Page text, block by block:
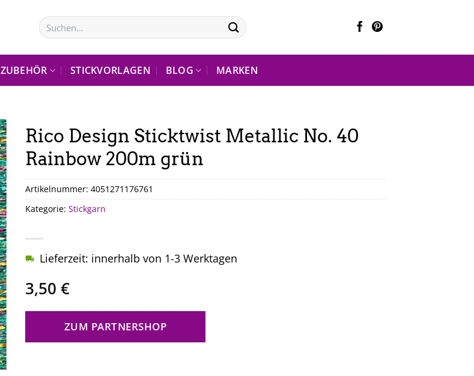
Suchen
nach:
ZUBEHÖR STICKVORLAGEN BLOG MARKEN
Rico Design Sticktwist Metallic No. 40
Rainbow 200m grün
3,50 €
Lieferzeit: innerhalb von 1-3 Werktagen
ZUM PARTNERSHOP
Artikelnummer: 4051271176761
Kategorie: Stickgarn